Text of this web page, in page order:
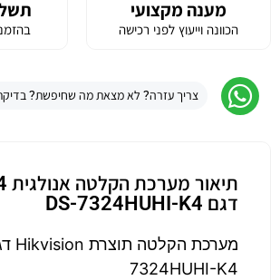
מענה מקצועי
הכוונה וייעוץ לפני רכישה
צריך עזרה? לא מצאת מה שחיפשת?
דגם DS-7324HUHI-K4
7324HUHI-K4